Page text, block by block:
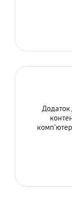
Додаток